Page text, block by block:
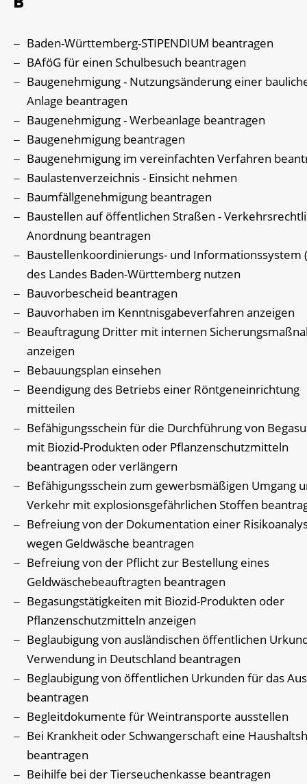
Baden-Württemberg-STIPENDIUM beantragen
BAföG für einen Schulbesuch beantragen
Baugenehmigung - Nutzungsänderung einer
Anlage beantragen
Baugenehmigung - Werbeanlage beantragen
Baugenehmigung beantragen
Baugenehmigung im vereinfachten Verfahren
Baulastenverzeichnis - Einsicht nehmen
Baumfällgenehmigung beantragen
Baustellen auf öffentlichen Straßen -
Anordnung beantragen
Baustellenkoordinierungs- und Informationssystem
des Landes Baden-Württemberg nutzen
Bauvorbescheid beantragen
Bauvorhaben im Kenntnisgabeverfahren anzeigen
Beauftragung Dritter mit internen
anzeigen
Bebauungsplan einsehen
Beendigung des Betriebs einer Röntgeneinrichtung
mitteilen
Befähigungsschein für die Durchführung von
mit Biozid-Produkten oder Pflanzenschutzmitteln
beantragen oder verlängern
Befähigungsschein zum gewerbsmäßigen Umgang
Verkehr mit explosionsgefährlichen Stoffen
Befreiung von der Dokumentation einer
wegen Geldwäsche beantragen
Befreiung von der Pflicht zur Bestellung eines
Geldwäschebeauftragten beantragen
Begasungstätigkeiten mit Biozid-Produkten oder
Pflanzenschutzmitteln anzeigen
Beglaubigung von ausländischen öffentlichen
Verwendung in Deutschland beantragen
Beglaubigung von öffentlichen Urkunden für das
beantragen
Begleitdokumente für Weintransporte ausstellen
Bei Krankheit oder Schwangerschaft eine
beantragen
Beihilfe bei der Tierseuchenkasse beantragen